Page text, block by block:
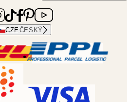
CZE ČESKÝ